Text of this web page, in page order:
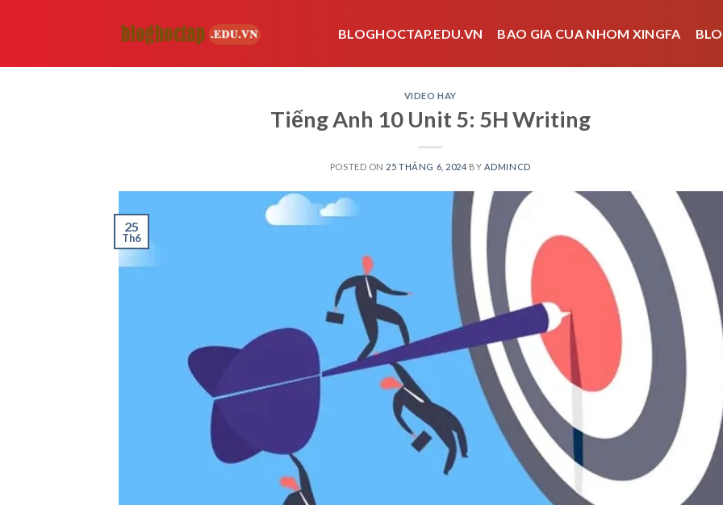
BLOGHOCTAP.EDU.VN BAO GIA CUA NHOM XINGFA
VIDEO HAY
Tiếng Anh 10 Unit 5: 5H Writing
POSTED ON 25 THÁNG 6, 2024 BY ADMINCD
25
Th6